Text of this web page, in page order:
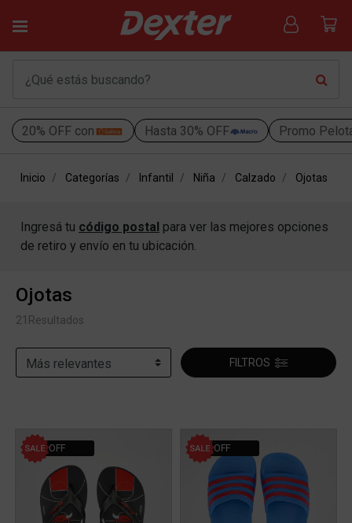
20% OFF con Hasta 30% OFF Promo
Inicio Categorías Infantil Niña Calzado Ojotas
Ingresá tu código postal para ver las mejores opciones
de retiro y envío en tu ubicación.
Ojotas
21 Resultados
FILTROS
41% OFF 11% OFF